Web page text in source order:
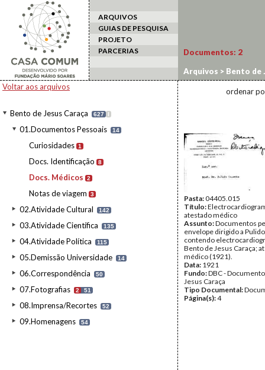
ARQUIVOS
GUIAS DE PESQUISA
PROJETO
PARCERIAS
Voltar aos arquivos
Bento de Jesus Caraça 627 I
01.Documentos Pessoais 14
Curiosidades 1
Docs. Identificação 8
Docs. Médicos 2
Notas de viagem 3
02.Atividade Cultural 142
03.Atividade Científica 135
04.Atividade Política 115
05.Demissão Universidade 14
06.Correspondência 50
07.Fotografias 2 51
08.Imprensa/Recortes 52
09.Homenagens 54
Documentos: 2
Arquivos > Bento de
ordenar
Pasta:04405.015
Título:
atestado médico
Assunto:Documentos
envelope dirigido a
contendo
Bento de Jesus Caraça;
médico (1921).
Data: 1921
Fundo:DBC -
Jesus Caraça
Tipo Documental:
Página(s):4